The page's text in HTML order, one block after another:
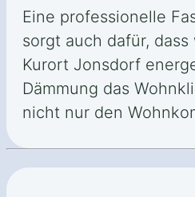
Eine professionelle
sorgt auch dafür,
Kurort Jonsdorf
Dämmung das
nicht nur den